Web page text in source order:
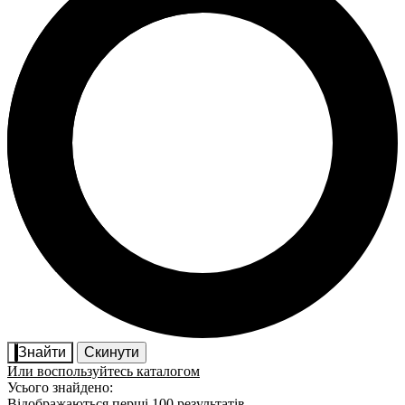
Знайти
Скинути
Или воспользуйтесь каталогом
Усього знайдено: